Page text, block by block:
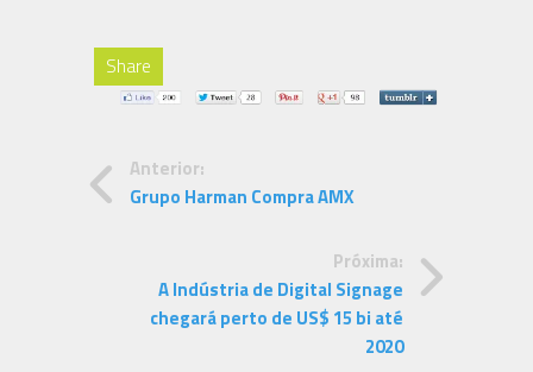
Share
Anterior:
Grupo Harman Compra AMX
Próxima:
A Indústria de Digital Signage
chegará perto de US$ 15 bi até
2020